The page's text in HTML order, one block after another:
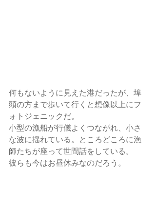
何もないように見えた港だったが、埠
頭の方まで歩いて行くと想像以上にフ
ォトジェニックだ。
小型の漁船が行儀よくつながれ、小さ
な波に揺れている。ところどころに漁
師たちが座って世間話をしている。
彼らも今はお昼休みなのだろう。